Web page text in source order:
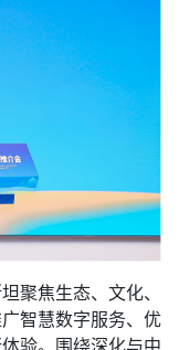
焦生态、文化、
智慧数字服务、优